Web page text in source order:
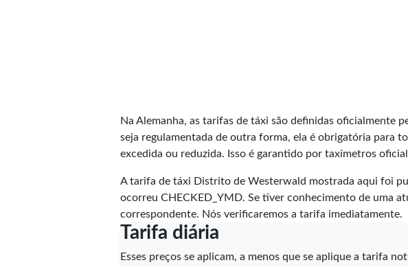
Na Alemanha, as tarifas de táxi são definidas oficialmente
seja regulamentada de outra forma, ela é obrigatória para
excedida ou reduzida. Isso é garantido por taxímetros
A tarifa de táxi Distrito de Westerwald mostrada aqui foi
ocorreu CHECKED_YMD. Se tiver conhecimento de uma
correspondente. Nós verificaremos a tarifa imediatamente.
Tarifa diária
Esses preços se aplicam, a menos que se aplique a tarifa